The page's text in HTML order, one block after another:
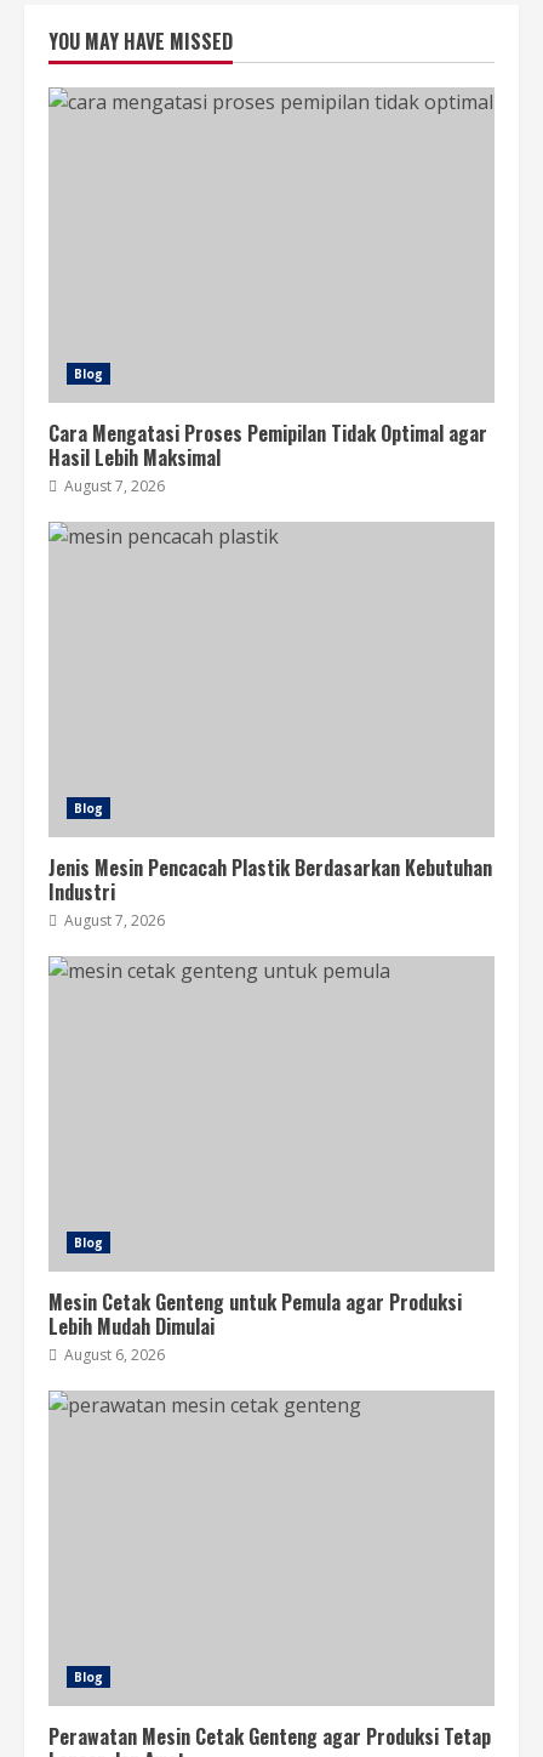
YOU MAY HAVE MISSED
Blog
Cara Mengatasi Proses Pemipilan Tidak Optimal agar
Hasil Lebih Maksimal
August 7, 2026
Blog
Jenis Mesin Pencacah Plastik Berdasarkan Kebutuhan
Industri
August 7, 2026
Blog
Mesin Cetak Genteng untuk Pemula agar Produksi
Lebih Mudah Dimulai
August 6, 2026
Blog
Perawatan Mesin Cetak Genteng agar Produksi Tetap